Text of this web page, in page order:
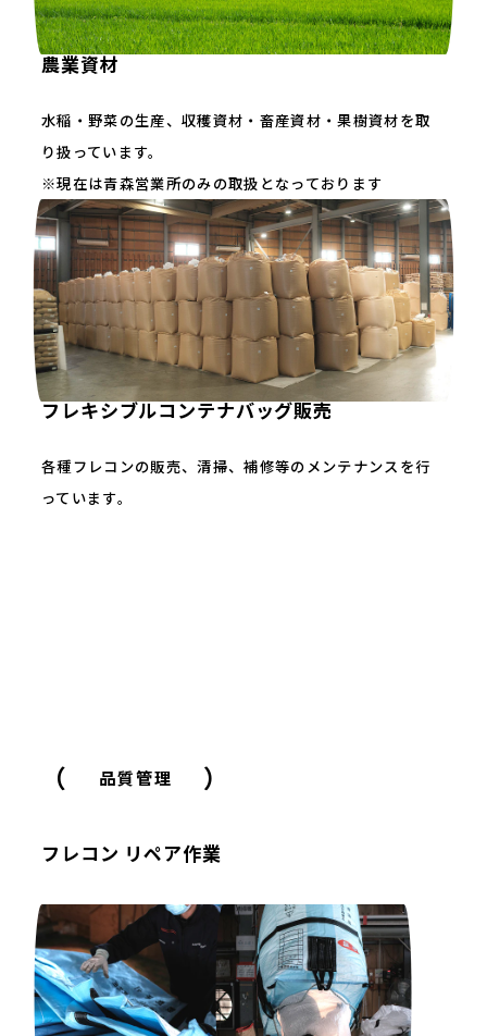
農業資材
水稲・野菜の生産、収穫資材・畜産資材・果樹資材を取
り扱っています。
※現在は青森営業所のみの取扱となっております
フレキシブルコンテナバッグ販売
各種フレコンの販売、清掃、補修等のメンテナンスを行
っています。
（ 品質管理 ）
フレコン リペア作業